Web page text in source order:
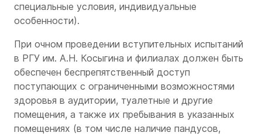
специальные условия, индивидуальные
особенности).
При очном проведении вступительных испытаний
в РГУ им. А.Н. Косыгина и филиалах должен быть
обеспечен беспрепятственный доступ
поступающих с ограниченными возможностями
здоровья в аудитории, туалетные и другие
помещения, а также их пребывания в указанных
помещениях (в том числе наличие пандусов,